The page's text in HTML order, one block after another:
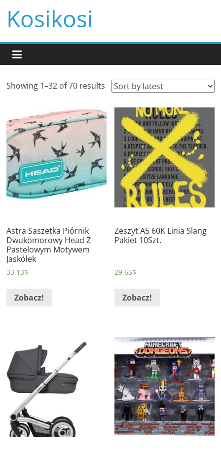
treści
Kosikosi
Showing 1–32 of 70 results
Astra Saszetka Piórnik
Dwukomorowy Head Z
Pastelowym Motywem
Jaskółek
33,13$
Zobacz!
Zeszyt A5 60K Linia Slang
Pakiet 10Szt.
29,65$
Zobacz!